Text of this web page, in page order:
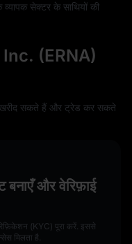
सेक्टर के साथियों की
(ERNA)
सकते हैं और ट्रेड कर सकते
और वेरिफ़ाई
(KYC) पूरा करें. इससे
मिलता है.